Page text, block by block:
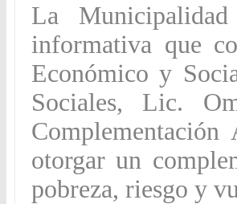
La
informativa que
Económico y
Sociales, Lic.
otorgar un
pobreza, riesgo y